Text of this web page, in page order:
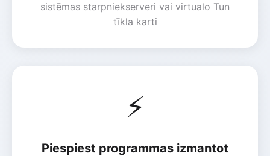
sistēmas starpniekserveri vai virtualo Tun
tīkla karti
⚡
Piespiest programmas izmantot